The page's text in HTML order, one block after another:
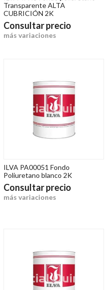
Transparente ALTA
CUBRICIÓN 2K
Consultar precio
más variaciones
ILVA PA00051 Fondo
Poliuretano blanco 2K
Consultar precio
más variaciones